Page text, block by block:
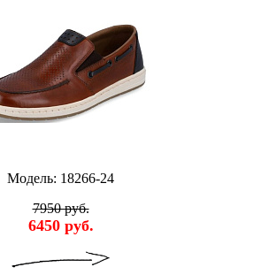
Модель: 18266-24
7950 руб.
6450 руб.